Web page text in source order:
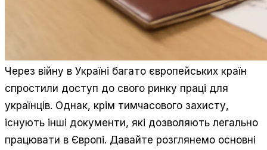
Через війну в Україні багато європейських країн
спростили доступ до свого ринку праці для
українців. Однак, крім тимчасового захисту,
існують інші документи, які дозволяють легально
працювати в Європі. Давайте розглянемо основні